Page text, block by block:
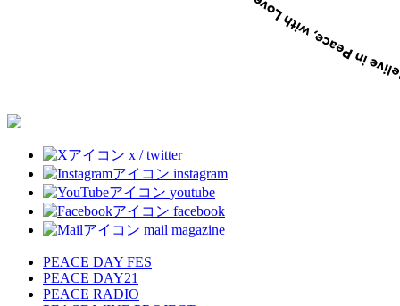
x / twitter
instagram
youtube
facebook
mail magazine
PEACE DAY FES
PEACE DAY21
PEACE RADIO